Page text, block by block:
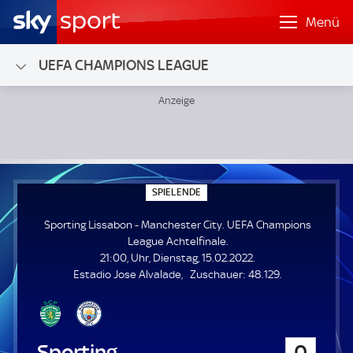
Menü
UEFA CHAMPIONS LEAGUE
Sporting Lissabon - Manchester City; UEFA Champions
SPIELENDE
P
E
L
E
N
E
Sporting Lissabon - Manchester City. UEFA Champions
League Achtelfinale.
21:00, Uhr, Dienstag, 15.02.2022.
Estadio Jose Alvalade
Zuschauer: Z
48.129.